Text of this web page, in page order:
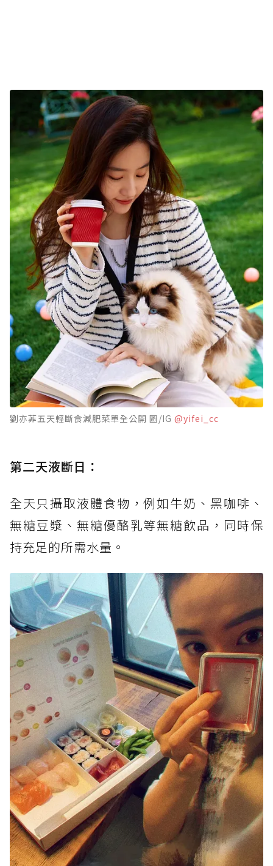
劉亦菲五天輕斷食減肥菜單全公開 圖/IG @yifei_cc
第二天液斷日：
全天只攝取液體食物，例如牛奶、黑咖啡、
無糖豆漿、無糖優酪乳等無糖飲品，同時保
持充足的所需水量。